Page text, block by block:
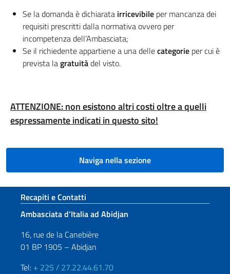
Se la domanda è dichiarata irricevibile per mancanza dei
requisiti prescritti dalla normativa ovvero per
incompetenza dell’Ambasciata;
Se il richiedente appartiene a una dellecategorie per cui è
prevista lagratuitàdel visto.
ATTENZIONE: non esistono altri costi oltre a quelli
espressamente indicati in questo sito!
Naviga nella sezione
Sezione footer
Recapiti e Contatti
Ambasciata d’Italia ad Abidjan
16, rue de la Canebière
01 BP 1905 – Abidjan
Tel: + 225 / 27.22.44.61.70